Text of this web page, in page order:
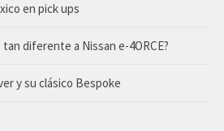
en pick ups
tan diferente a Nissan e-4ORCE?
y su clásico Bespoke